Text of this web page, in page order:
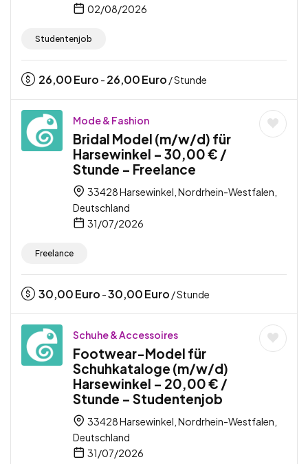
02/08/2026
Studentenjob
26,00Euro - 26,00Euro / Stunde
Mode & Fashion
Bridal Model (m/w/d) für
Harsewinkel – 30,00 € /
Stunde – Freelance
33428 Harsewinkel, Nordrhein-Westfalen,
Deutschland
31/07/2026
Freelance
30,00Euro -30,00Euro / Stunde
Schuhe & Accessoires
Footwear-Model für
Schuhkataloge (m/w/d)
Harsewinkel – 20,00 € /
Stunde – Studentenjob
33428 Harsewinkel, Nordrhein-Westfalen,
Deutschland
31/07/2026